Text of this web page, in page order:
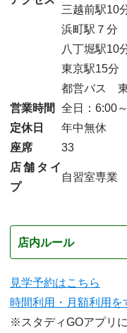
三越前駅10
浜町駅７分
八丁堀駅10
東京駅15分
都営バス 東
営業時間
全日：6:00
定休日
年中無休
座席
33
店舗タイ
プ
自習室専業
店内ルール
見学予約はこちら
時間利用・月額利用を
※スタディGOアプリ